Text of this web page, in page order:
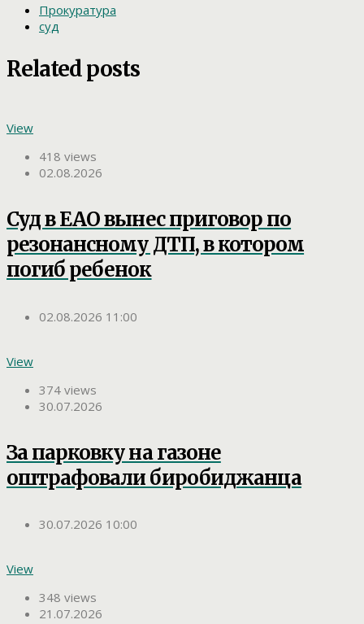
Прокуратура
суд
Related posts
View
418 views
02.08.2026
Суд в ЕАО вынес приговор по
резонансному ДТП, в котором
погиб ребенок
02.08.2026 11:00
View
374 views
30.07.2026
За парковку на газоне
оштрафовали биробиджанца
30.07.2026 10:00
View
348 views
21.07.2026